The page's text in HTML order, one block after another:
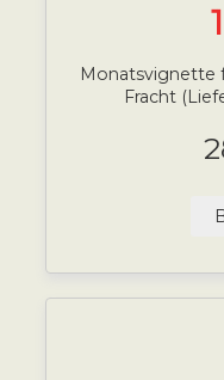
1
Monatsvignette
Fracht